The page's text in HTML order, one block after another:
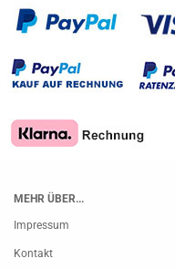
MEHR ÜBER...
Impressum
Kontakt